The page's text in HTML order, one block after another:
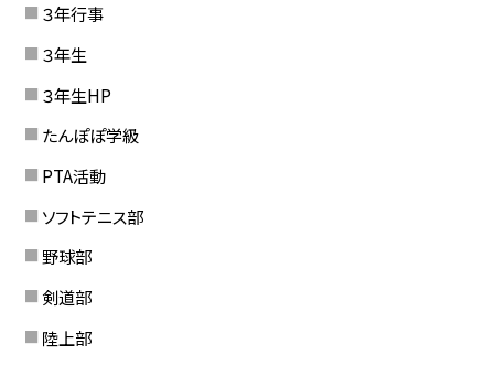
３年行事
３年生
３年生HP
たんぽぽ学級
PTA活動
ソフトテニス部
野球部
剣道部
陸上部